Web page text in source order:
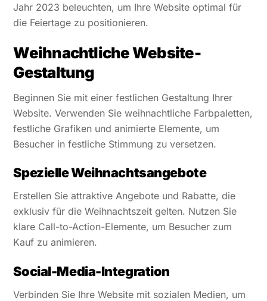
Jahr 2023 beleuchten, um Ihre Website optimal für
die Feiertage zu positionieren.
Weihnachtliche Website-
Gestaltung
Beginnen Sie mit einer festlichen Gestaltung Ihrer
Website. Verwenden Sie weihnachtliche Farbpaletten,
festliche Grafiken und animierte Elemente, um
Besucher in festliche Stimmung zu versetzen.
Spezielle Weihnachtsangebote
Erstellen Sie attraktive Angebote und Rabatte, die
exklusiv für die Weihnachtszeit gelten. Nutzen Sie
klare Call-to-Action-Elemente, um Besucher zum
Kauf zu animieren.
Social-Media-Integration
Verbinden Sie Ihre Website mit sozialen Medien, um